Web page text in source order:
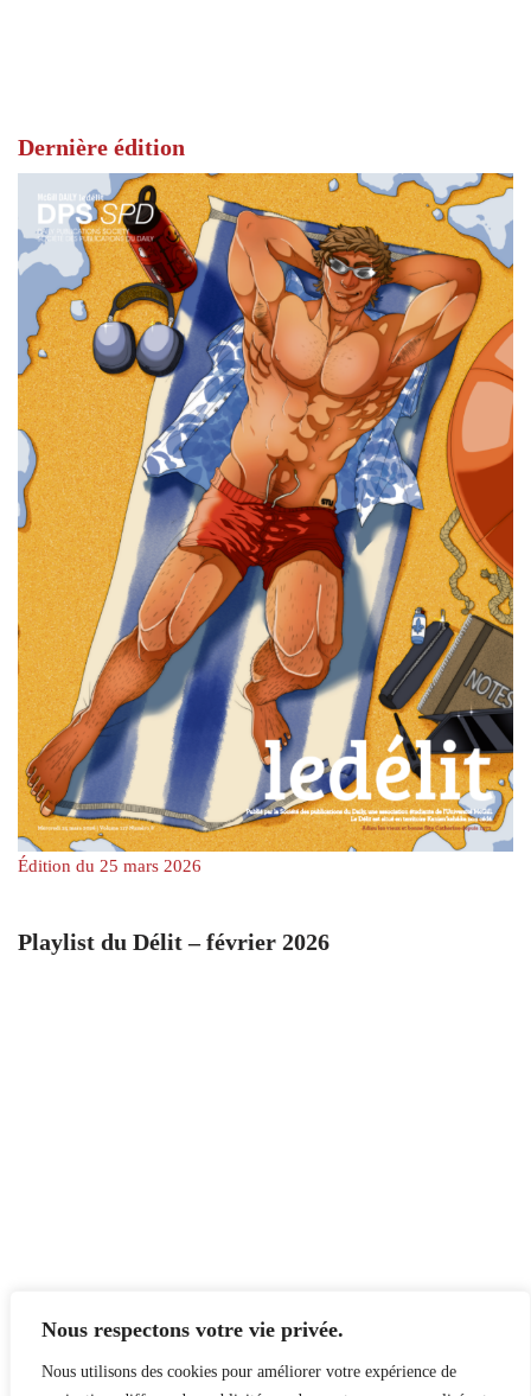
Nous respectons votre vie privée.
Nous utilisons des cookies pour améliorer votre expérience de
Dernière édition
Édition du 25 mars 2026
Playlist du Délit – février 2026